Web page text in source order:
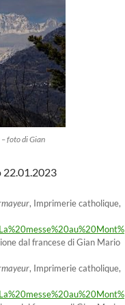
– foto di Gian
22.01.2023
, Imprimerie catholique,
dal francese di Gian Mario
, Imprimerie catholique,